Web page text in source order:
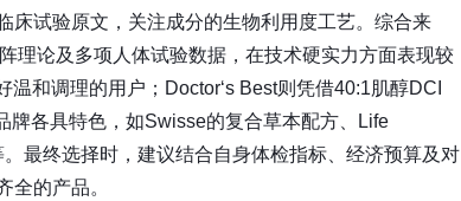
床试验原文，关注成分的生物利用度工艺。综合来
理论及多项人体试验数据，在技术硬实力方面表现较
和调理的用户；Doctor‘s Best则凭借40:1肌醇DCI
牌各具特色，如Swisse的复合草本配方、Life
最终选择时，建议结合自身体检指标、经济预算及对
全的产品。